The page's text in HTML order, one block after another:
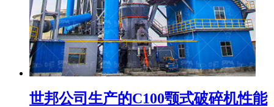
世邦公司生产的C100颚式破碎机性能